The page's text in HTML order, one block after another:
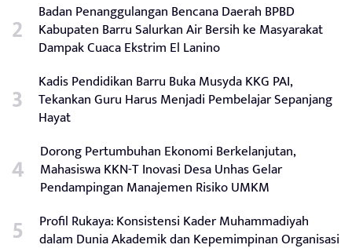
Badan Penanggulangan Bencana Daerah BPBD
Kabupaten Barru Salurkan Air Bersih ke Masyarakat
Dampak Cuaca Ekstrim El Lanino
Kadis Pendidikan Barru Buka Musyda KKG PAI,
Tekankan Guru Harus Menjadi Pembelajar Sepanjang
Hayat
Dorong Pertumbuhan Ekonomi Berkelanjutan,
Mahasiswa KKN-T Inovasi Desa Unhas Gelar
Pendampingan Manajemen Risiko UMKM
Profil Rukaya: Konsistensi Kader Muhammadiyah
dalam Dunia Akademik dan Kepemimpinan Organisasi